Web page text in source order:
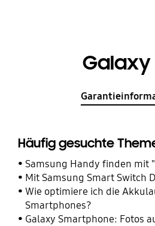
Galaxy
Häufig gesuchte
Samsung Handy finden mit
Mit Samsung Smart Switch
Wie optimiere ich die
Smartphones?
Galaxy Smartphone: Fotos